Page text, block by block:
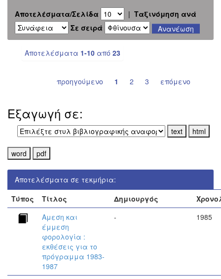
Αποτελέσματα/Σελίδα | Ταξινόμηση ανά
Σε σειρά
Αποτελέσματα 1-10 από 23
προηγούμενο 1 2 3 επόμενο
Εξαγωγή σε:
Αποτελέσματα σε τεκμήρια:
Τύπος
Τίτλος Δημιουργός
Αμεση και
έμμεση
φορολογία :
εκθέσεις για το
πρόγραμμα 1983-
1987
- 1985